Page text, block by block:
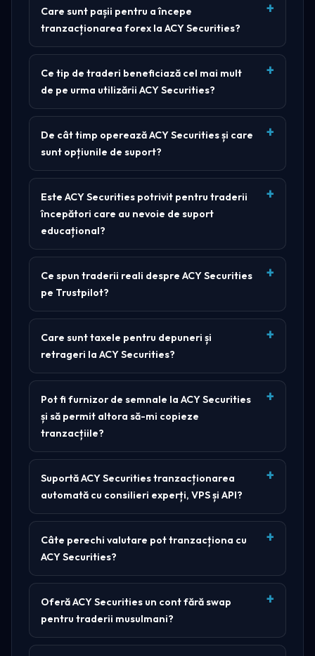
Care sunt pașii pentru a începe
tranzacționarea forex la ACY Securities?
Ce tip de traderi beneficiază cel mai mult
de pe urma utilizării ACY Securities?
De cât timp operează ACY Securities și care
sunt opțiunile de suport?
Este ACY Securities potrivit pentru traderii
începători care au nevoie de suport
educațional?
Ce spun traderii reali despre ACY Securities
pe Trustpilot?
Care sunt taxele pentru depuneri și
retrageri la ACY Securities?
Pot fi furnizor de semnale la ACY Securities
și să permit altora să-mi copieze
tranzacțiile?
Suportă ACY Securities tranzacționarea
automată cu consilieri experți, VPS și API?
Câte perechi valutare pot tranzacționa cu
ACY Securities?
Oferă ACY Securities un cont fără swap
pentru traderii musulmani?